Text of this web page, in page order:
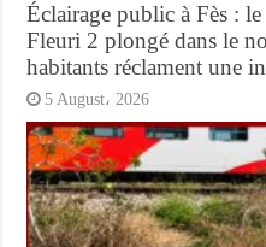
Éclairage public à Fès :
Fleuri 2 plongé dans le
habitants réclament une
5 August، 2026